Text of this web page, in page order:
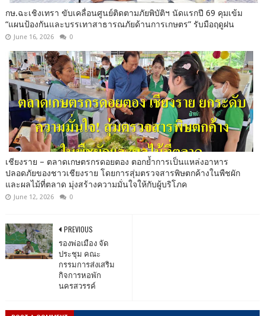
กษ.ฉะเชิงเทรา ขับเคลื่อนศูนย์ติดตามภัยพิบัติฯ นัดแรกปี 69 คุมเข้ม
“แผนป้องกันและบรรเทาสาธารณภัยด้านการเกษตร” รับมือฤดูฝน
June 16, 2026 0
เชียงราย – ตลาดเกษตรกรดอยตอง ตอกย้ำการเป็นแหล่งอาหาร
ปลอดภัยของชาวเชียงราย โดยการสุ่มตรวจสารพิษตกค้างในพืชผัก
และผลไม้ที่ตลาด มุ่งสร้างความมั่นใจให้กับผู้บริโภค
June 12, 2026 0
PREVIOUS
รองพ่อเมือง​ จัด
ประชุม คณะ
กรรมการส่งเสริม
กิจการหอพัก​
นครสวรรค์​